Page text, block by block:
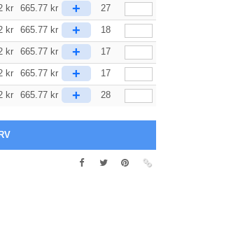
kr 665.77 kr + 27
kr 665.77 kr + 18
kr 665.77 kr + 17
kr 665.77 kr + 17
kr 665.77 kr + 28